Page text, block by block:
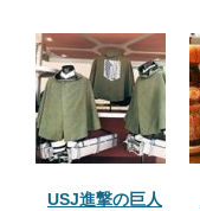
USJ進撃の巨人